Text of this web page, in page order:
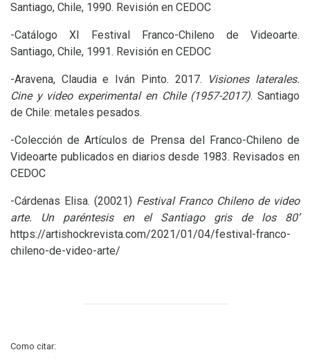
Santiago, Chile, 1990. Revisión en CEDOC
-Catálogo XI Festival Franco-Chileno de Videoarte.
Santiago, Chile, 1991. Revisión en CEDOC
-Aravena, Claudia e Iván Pinto. 2017.
Visiones laterales.
Cine y video experimental en Chile (1957-2017). Santiago
de Chile: metales pesados.
-Colección de Artículos de Prensa del Franco-Chileno de
Videoarte publicados en diarios desde 1983. Revisados en
CEDOC
-Cárdenas Elisa. (20021) Festival Franco Chileno de video
arte. Un paréntesis en el Santiago gris de los 80’
https://artishockrevista.com/2021/01/04/festival-franco-
chileno-de-video-arte/
Como citar: